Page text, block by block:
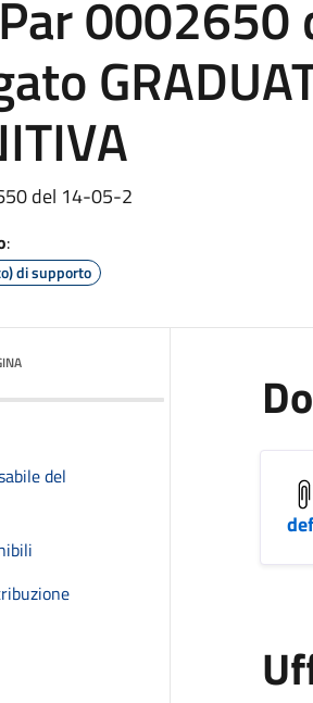
del 14-05-2
:
di supporto
del